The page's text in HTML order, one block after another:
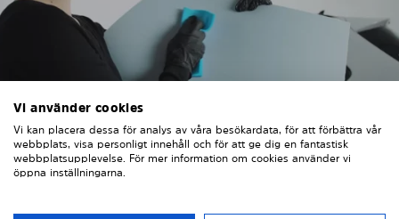
Vi använder cookies
Vi kan placera dessa för analys av våra besökardata, för att förbättra vår
webbplats, visa personligt innehåll och för att ge dig en fantastisk
webbplatsupplevelse. För mer information om cookies använder vi
öppna inställningarna.